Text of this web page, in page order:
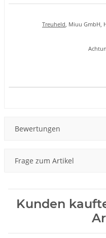
Treuheld, Miuu GmbH,
Bewertungen
Frage zum Artikel
Kunden